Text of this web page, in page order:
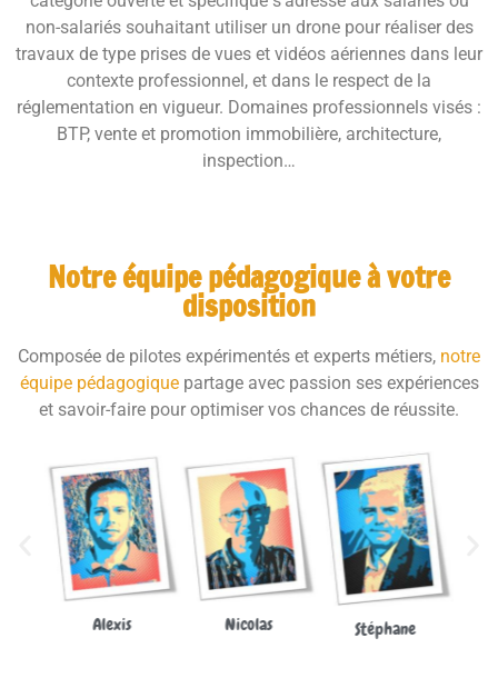
non-salariés souhaitant utiliser un drone pour réaliser des
travaux de type prises de vues et vidéos aériennes dans leur
contexte professionnel, et dans le respect de la
réglementation en vigueur. Domaines professionnels visés :
BTP, vente et promotion immobilière, architecture,
inspection…
Notre équipe pédagogique à votre
disposition
Composée de pilotes expérimentés et experts métiers, notre
équipe pédagogiquepartage avec passion ses expériences
et savoir-faire pour optimiser vos chances de réussite.
Alexis Nicolas Stéphane